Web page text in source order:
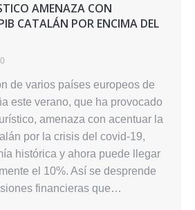
AMENAZA CON
CATALÁN POR ENCIMA DEL
de varios países europeos de
este verano, que ha provocado
amenaza con acentuar la
por la crisis del covid-19,
histórica y ahora puede llegar
el 10%. Así se desprende
financieras que…